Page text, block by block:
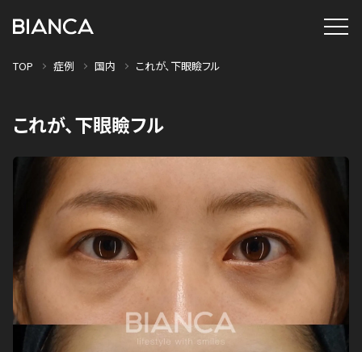
TOP 症例 国内 これが、下眼瞼フル
これが、下眼瞼フル